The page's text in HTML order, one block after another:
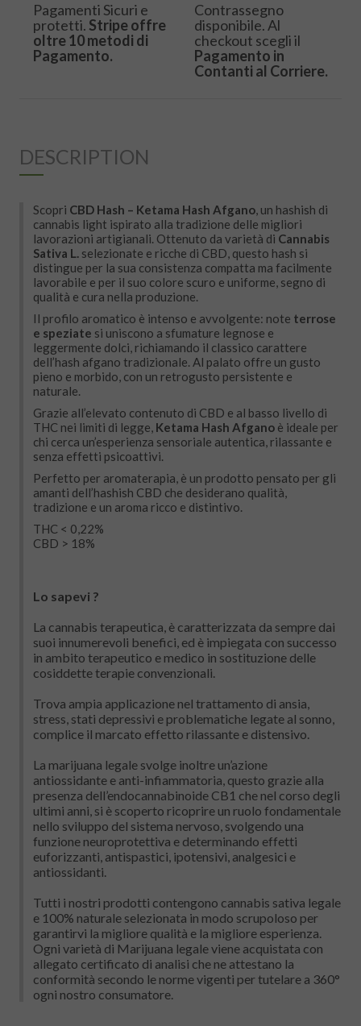
Pagamenti Sicuri e
protetti. Stripe offre
oltre 10 metodi di
Pagamento.
Contrassegno
disponibile. Al
checkout scegli il
Pagamento in
Contanti al Corriere.
DESCRIPTION
Scopri CBD Hash – Ketama Hash Afgano , un hashish di
cannabis light ispirato alla tradizione delle migliori
lavorazioni artigianali. Ottenuto da varietà di Cannabis
Sativa L.
selezionate e ricche di CBD, questo hash si
distingue per la sua consistenza compatta ma facilmente
lavorabile e per il suo colore scuro e uniforme, segno di
qualità e cura nella produzione.
Il profilo aromatico è intenso e avvolgente: note terrose
e speziate si uniscono a sfumature legnose e
leggermente dolci, richiamando il classico carattere
dell’hash afgano tradizionale. Al palato offre un gusto
pieno e morbido, con un retrogusto persistente e
naturale.
Grazie all’elevato contenuto di CBD e al basso livello di
THC nei limiti di legge, Ketama Hash Afgano è ideale per
chi cerca un’esperienza sensoriale autentica, rilassante e
senza effetti psicoattivi.
Perfetto per aromaterapia, è un prodotto pensato per gli
amanti dell’hashish CBD che desiderano qualità,
tradizione e un aroma ricco e distintivo.
THC < 0,22%
CBD > 18%
Lo sapevi ?
La cannabis terapeutica, è caratterizzata da sempre dai
suoi innumerevoli benefici, ed è impiegata con successo
in ambito terapeutico e medico in sostituzione delle
cosiddette terapie convenzionali.
Trova ampia applicazione nel trattamento di ansia,
stress, stati depressivi e problematiche legate al sonno,
complice il marcato effetto rilassante e distensivo.
La marijuana legale svolge inoltre un’azione
antiossidante e anti-infiammatoria, questo grazie alla
presenza dell’endocannabinoide CB1 che nel corso degli
ultimi anni, si è scoperto ricoprire un ruolo fondamentale
nello sviluppo del sistema nervoso, svolgendo una
funzione neuroprotettiva e determinando effetti
euforizzanti, antispastici, ipotensivi, analgesici e
antiossidanti.
Tutti i nostri prodotti contengono cannabis sativa legale
e 100% naturale selezionata in modo scrupoloso per
garantirvi la migliore qualità e la migliore esperienza.
Ogni varietà di Marijuana legale viene acquistata con
allegato certificato di analisi che ne attestano la
conformità secondo le norme vigenti per tutelare a 360°
ogni nostro consumatore.